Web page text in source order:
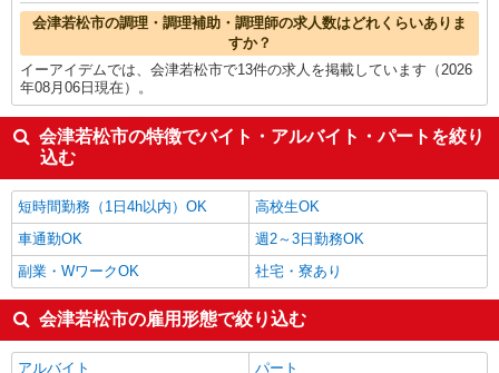
会津若松市の調理・調理補助・調理師の求人数はどれくらいありま
すか？
イーアイデムでは、会津若松市で13件の求人を掲載しています（2026
年08月06日現在）。
会津若松市の特徴でバイト・アルバイト・パートを絞り
込む
短時間勤務（1日4h以内）OK
高校生OK
車通勤OK
週2～3日勤務OK
副業・WワークOK
社宅・寮あり
会津若松市の雇用形態で絞り込む
アルバイト
パート